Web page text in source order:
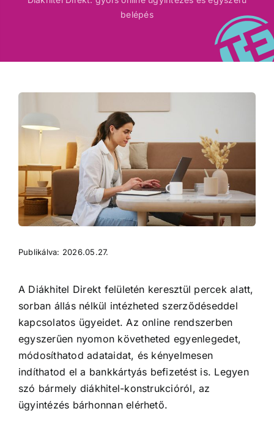
belépés
Publikálva: 2026.05.27.
A Diákhitel Direkt felületén keresztül percek alatt,
sorban állás nélkül intézheted szerződéseddel
kapcsolatos ügyeidet. Az online rendszerben
egyszerűen nyomon követheted egyenlegedet,
módosíthatod adataidat, és kényelmesen
indíthatod el a bankkártyás befizetést is. Legyen
szó bármely diákhitel-konstrukcióról, az
ügyintézés bárhonnan elérhető.